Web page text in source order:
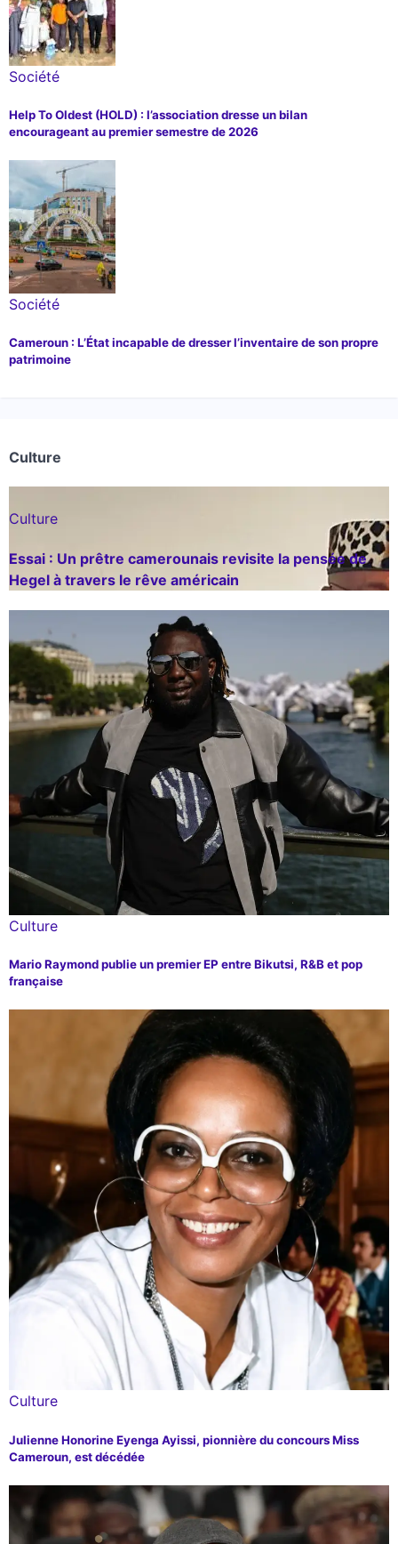
Société
Help To Oldest (HOLD) : l’association dresse un bilan
encourageant au premier semestre de 2026
Société
Cameroun : L’État incapable de dresser l’inventaire de son propre
patrimoine
Culture
Culture
Essai : Un prêtre camerounais revisite la pensée de
Hegel à travers le rêve américain
Culture
Mario Raymond publie un premier EP entre Bikutsi, R&B et pop
française
Culture
Julienne Honorine Eyenga Ayissi, pionnière du concours Miss
Cameroun, est décédée